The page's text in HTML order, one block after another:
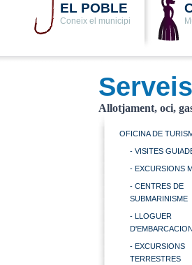
EL POBLE
Coneix el municipi
Allotjament, oci,
OFICINA DE
- VISITES
- EXCURSIONS
- CENTRES DE
SUBMARINISME
- LLOGUER
- EXCURSIONS
TERRESTRES